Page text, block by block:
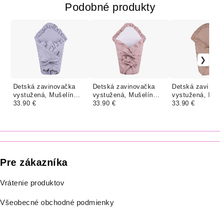
Podobné produkty
Detská zavinovačka
vystužená, Mušelín
SIVÁ
33.90 €
Detská zavinovačka
vystužená, Mušelín
STARORUŽOVÁ
33.90 €
Detská
vystužená,
PIESKOVÁ
33.90 €
Pre zákazníka
Vrátenie produktov
Všeobecné obchodné podmienky